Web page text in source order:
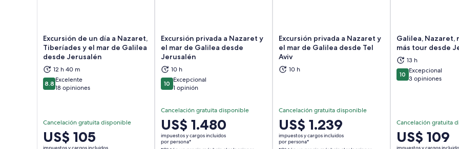
Excursión de un día a Nazaret,
Tiberíades y el mar de Galilea
desde Jerusalén
12 h 40 m
8.88.8 de 10
Excelente
18 opiniones
Cancelación gratuita disponible
El
precio
US$ 105
Se abrirá en una nueva pestaña
Excursión privada a Nazaret y
el mar de Galilea desde
Jerusalén
10 h
1010 de 10
Excepcional
1 opinión
Cancelación gratuita disponible
El
precio
es
US$ 1.480
impuestos y cargos incluidos
por persona*
Se abrirá en una nueva pestaña
Excursión privada a Nazaret y
el mar de Galilea desde Tel
Aviv
10 h
Cancelación gratuita disponible
El
precio
es
US$ 1.239
impuestos y cargos incluidos
por persona*
Se abrirá en una nueva pestaña
Galilea, Nazaret,
más tour desde
13 h
1010 de 10
Excepcional
3 opiniones
Cancelación gratuita
El
precio
US$ 109